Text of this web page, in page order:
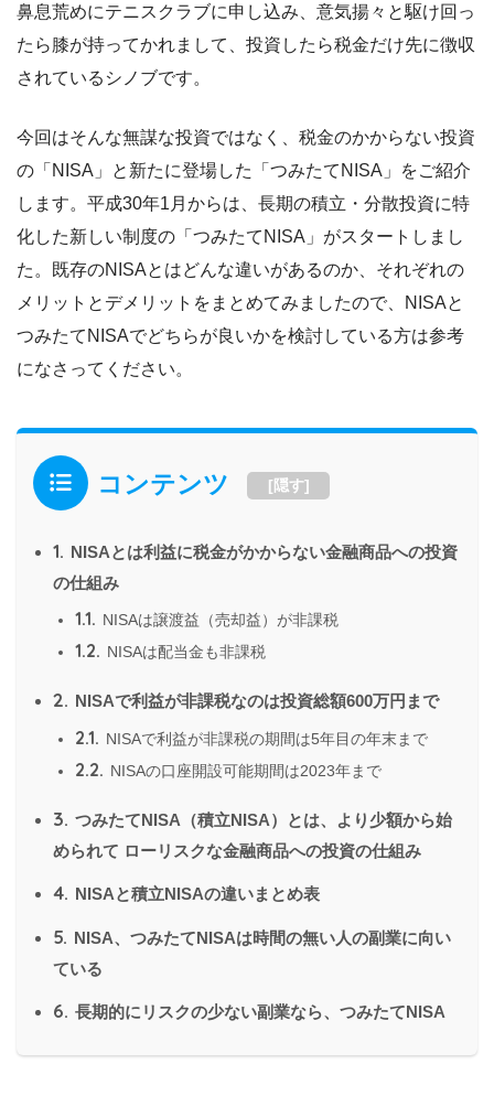
鼻息荒めにテニスクラブに申し込み、意気揚々と駆け回っ
たら膝が持ってかれまして、投資したら税金だけ先に徴収
されているシノブです。
今回はそんな無謀な投資ではなく、税金のかからない投資
の「NISA」と新たに登場した「つみたてNISA」をご紹介
します。平成30年1月からは、長期の積立・分散投資に特
化した新しい制度の「つみたてNISA」がスタートしまし
た。既存のNISAとはどんな違いがあるのか、それぞれの
メリットとデメリットをまとめてみましたので、NISAと
つみたてNISAでどちらが良いかを検討している方は参考
になさってください。
コンテンツ [隠す]
1. NISAとは利益に税金がかからない金融商品への投資
の仕組み
1.1. NISAは譲渡益（売却益）が非課税
1.2. NISAは配当金も非課税
2. NISAで利益が非課税なのは投資総額600万円まで
2.1. NISAで利益が非課税の期間は5年目の年末まで
2.2. NISAの口座開設可能期間は2023年まで
3. つみたてNISA（積立NISA）とは、より少額から始
められて ローリスクな金融商品への投資の仕組み
4. NISAと積立NISAの違いまとめ表
5. NISA、つみたてNISAは時間の無い人の副業に向い
ている
6. 長期的にリスクの少ない副業なら、つみたてNISA